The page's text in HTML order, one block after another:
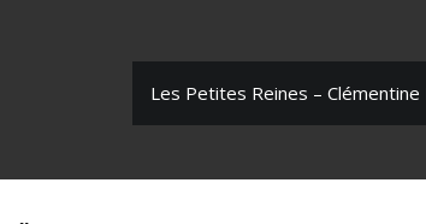
Les Petites Reines – Clémentine